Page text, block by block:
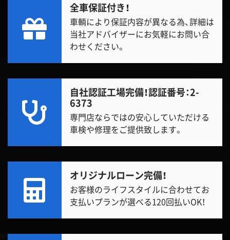
全車保証付き！
車輌により保証内容が異なる為、詳細は
当社アドバイザーにお気軽にお問い合
わせください。
自社認証工場完備！認証番号：2-
6373
専門店ならではの安心していただける
車検や修理をご提供致します。
オリジナルローン完備！
お客様のライフスタイルに合わせてお
支払いプランが選べる120回払いOK！